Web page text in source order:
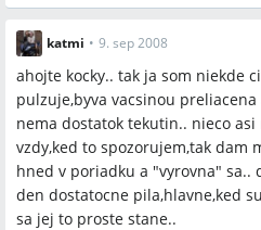
katmi • 9. sep 2008
ahojte kocky.. tak ja som niekde
pulzuje,byva vacsinou
nema dostatok tekutin.. nieco
vzdy,ked to spozorujem,tak dam
hned v poriadku a "vyrovna" sa..
den dostatocne pila,hlavne,ked
sa jej to proste stane..